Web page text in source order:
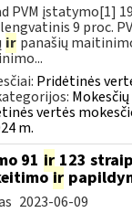
PVM įstatymo[1]
9 proc.
ir panašių
Pridėtinės
vertės
m.
91 ir 123
ir
2023-06-09